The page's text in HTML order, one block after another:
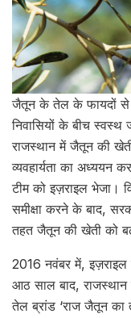
जैतून के तेल के फायदों से
निवासियों के बीच स्वस्थ
राजस्थान में जैतून की
व्यवहार्यता का अध्ययन
टीम को इज़राइल भेजा।
समीक्षा करने के बाद,
तहत जैतून की खेती को
2016 नवंबर में,
आठ साल बाद,
तेल ब्रांड ‘राज जैतून का